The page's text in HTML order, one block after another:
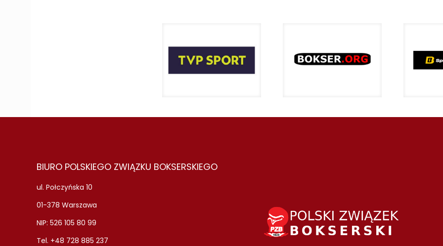
BIURO POLSKIEGO ZWIĄZKU BOKSERSKIEGO
ul. Połczyńska 10
01-378 Warszawa
NIP: 526 105 80 99
Tel. +48 728 885 237